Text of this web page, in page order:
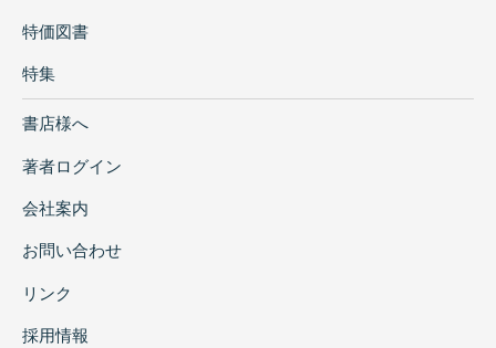
特価図書
特集
書店様へ
著者ログイン
会社案内
お問い合わせ
リンク
採用情報